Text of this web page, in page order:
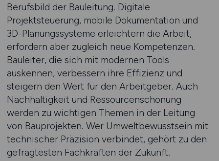
Berufsbild der Bauleitung. Digitale
Projektsteuerung, mobile Dokumentation und
3D-Planungssysteme erleichtern die Arbeit,
erfordern aber zugleich neue Kompetenzen.
Bauleiter, die sich mit modernen Tools
auskennen, verbessern ihre Effizienz und
steigern den Wert für den Arbeitgeber. Auch
Nachhaltigkeit und Ressourcenschonung
werden zu wichtigen Themen in der Leitung
von Bauprojekten. Wer Umweltbewusstsein mit
technischer Präzision verbindet, gehört zu den
gefragtesten Fachkräften der Zukunft.